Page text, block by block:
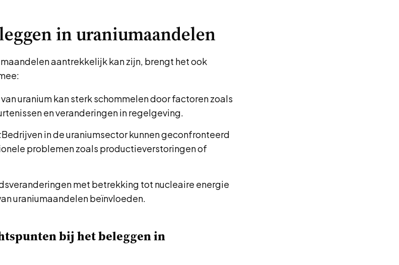
in uraniumaandelen
aantrekkelijk kan zijn, brengt het ook
uranium kan sterk schommelen door factoren zoals
en veranderingen in regelgeving.
Bedrijven in de uraniumsector kunnen geconfronteerd
problemen zoals productieverstoringen of
met betrekking tot nucleaire energie
uraniumaandelen beïnvloeden.
bij het beleggen in